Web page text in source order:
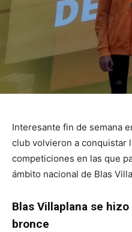
Interesante fin de semana
club volvieron a conquistar
competiciones en las que
ámbito nacional de Blas
Blas Villaplana se
bronce